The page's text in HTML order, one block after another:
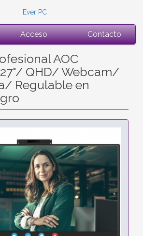
Ever PC
Acceso Contacto
AOC
27"/ QHD/ Webcam/
Regulable en